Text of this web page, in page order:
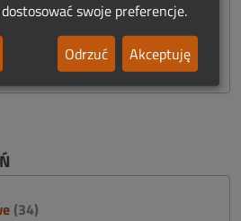
(34)
swoje preferencje.
Odrzuć Akceptuję